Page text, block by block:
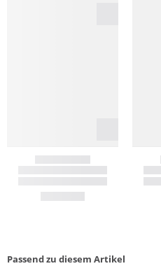
Passend zu diesem Artikel